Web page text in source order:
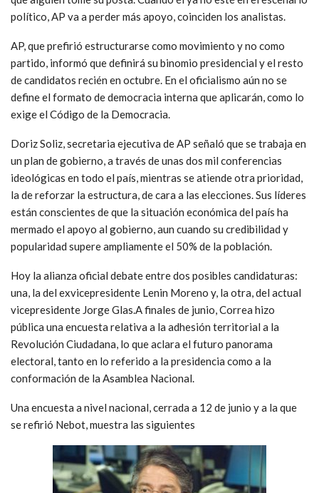
político, AP va a perder más apoyo, coinciden los analistas.
AP, que prefirió estructurarse como movimiento y no como
partido, informó que definirá su binomio presidencial y el resto
de candidatos recién en octubre. En el oficialismo aún no se
define el formato de democracia interna que aplicarán, como lo
exige el Código de la Democracia.
Doriz Soliz, secretaria ejecutiva de AP señaló que se trabaja en
un plan de gobierno, a través de unas dos mil conferencias
ideológicas en todo el país, mientras se atiende otra prioridad,
la de reforzar la estructura, de cara a las elecciones. Sus líderes
están conscientes de que la situación económica del país ha
mermado el apoyo al gobierno, aun cuando su credibilidad y
popularidad supere ampliamente el 50% de la población.
Hoy la alianza oficial debate entre dos posibles candidaturas:
una, la del exvicepresidente Lenin Moreno y, la otra, del actual
vicepresidente Jorge Glas.A finales de junio, Correa hizo
pública una encuesta relativa a la adhesión territorial a la
Revolución Ciudadana, lo que aclara el futuro panorama
electoral, tanto en lo referido a la presidencia como a la
conformación de la Asamblea Nacional.
Una encuesta a nivel nacional, cerrada a 12 de junio y a la que
se refirió Nebot, muestra las siguientes